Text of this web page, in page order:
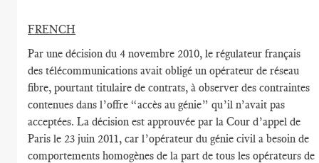
FRENCH
Par une décision du 4 novembre 2010, le régulateur français
des télécommunications avait obligé un opérateur de réseau
fibre, pourtant titulaire de contrats, à observer des contraintes
contenues dans l’offre “accès au génie” qu’il n’avait pas
acceptées. La décision est approuvée par la Cour d’appel de
Paris le 23 juin 2011, car l’opérateur du génie civil a besoin de
comportements homogènes de la part de tous les opérateurs de